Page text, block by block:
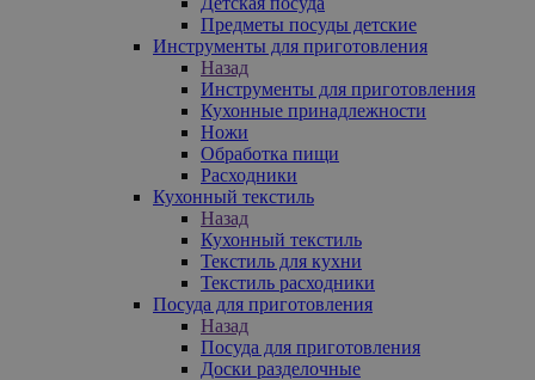
Предметы посуды детские
Инструменты для приготовления
Назад
Инструменты для приготовления
Кухонные принадлежности
Ножи
Обработка пищи
Расходники
Кухонный текстиль
Назад
Кухонный текстиль
Текстиль для кухни
Текстиль расходники
Посуда для приготовления
Назад
Посуда для приготовления
Доски разделочные